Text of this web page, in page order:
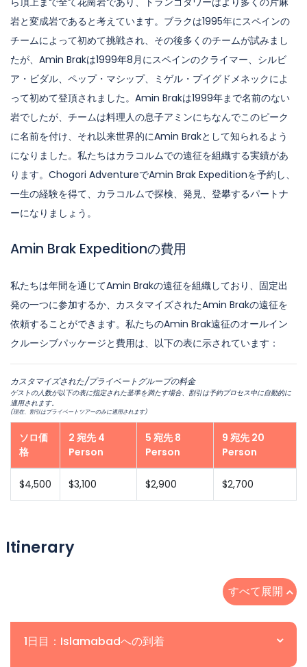
岩と変成岩であると考えています。ブラクは1995年にスペインの
チームによって初めて挑戦され、その後多くのチームが試みまし
たが、Amin Brakは1999年8月にスペインのクライマー、シルビ
ア・ビダル、ペップ・マシップ、ミゲル・プイグドメネックによ
って初めて登頂されました。Amin Brakは1999年まで名前のない
岩でしたが、チームは料理人の息子アミンにちなんでこのピーク
に名前を付け、それ以来世界的にAmin Brakとして知られるよう
になりました。私たちはカラコルムでの遠征を組織する実績があ
ります。Chogori AdventureでAmin Brak Expeditionを予約し、
一生の経験を得て、カラコルムで探検、発見、登攀するパートナ
ーになりましょう。
Amin Brak Expeditionの費用
私たちは年間を通じてAmin Brakの遠征を組織しており、固定出
発の一つに参加するか、カスタマイズされたAmin Brakの遠征を
依頼することができます。私たちのAmin Brak遠征のオールイン
クルーシブパッケージと費用は、以下の表に示されています：
カスタマイズされた/プライベートグループの料金
ゲストの人数が以下の表に指定された基準を満たす場合、割引は予約プロセス中に自動的に
適用されます。
(現在、割引はプライベートツアーのみに適用されます)
ソロ価
格
2 宛先 4
Person
5 宛先 8
Person
9 宛先 20
Person
$4,500 $3,100 $2,900 $2,700
Itinerary
すべて展開
1日目：Islamabadへの到着